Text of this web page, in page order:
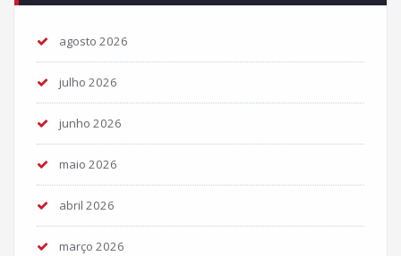
agosto 2026
julho 2026
junho 2026
maio 2026
abril 2026
março 2026